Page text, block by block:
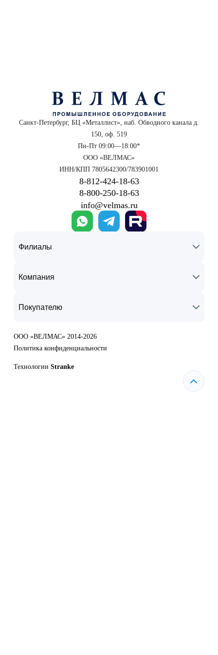
Санкт-Петербург, БЦ «Металлист», наб. Обводного канала д.
150, оф. 519
Пн-Пт 09:00—18:00*
ООО «ВЕЛМАС»
ИНН/КПП 7805642300/783901001
8‑812‑424‑18‑63
8‑800‑250‑18‑63
info@velmas.ru
Филиалы
Компания
Покупателю
ООО «ВЕЛМАС» 2014-2026
Политика конфиденциальности
Технологии Stranke